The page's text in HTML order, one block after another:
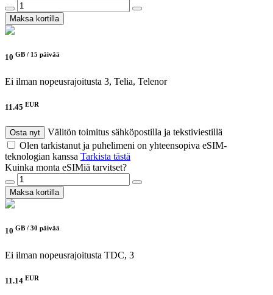
Maksa kortilla
10 GB / 15 päivää
Ei ilman nopeusrajoitusta 3, Telia, Telenor
11.45 EUR
Osta nyt
Välitön toimitus sähköpostilla ja tekstiviestillä
Olen tarkistanut ja puhelimeni on yhteensopiva eSIM-
teknologian kanssa Tarkista tästä
Kuinka monta eSIMiä tarvitset?
Maksa kortilla
10 GB / 30 päivää
Ei ilman nopeusrajoitusta TDC, 3
11.14 EUR